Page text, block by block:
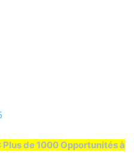
de 1000 Opportunités à